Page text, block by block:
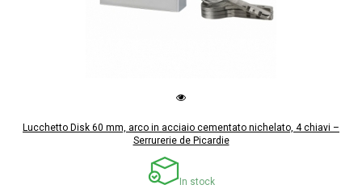
Lucchetto Disk 60 mm, arco in acciaio cementato nichelato, 4 chiavi –
Serrurerie de Picardie
In stock